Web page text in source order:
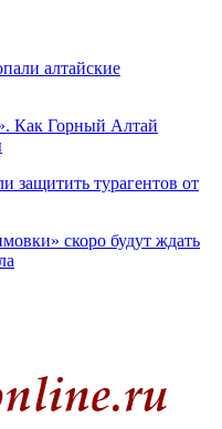
алтайские
Как Горный Алтай
защитить турагентов от
скоро будут ждать